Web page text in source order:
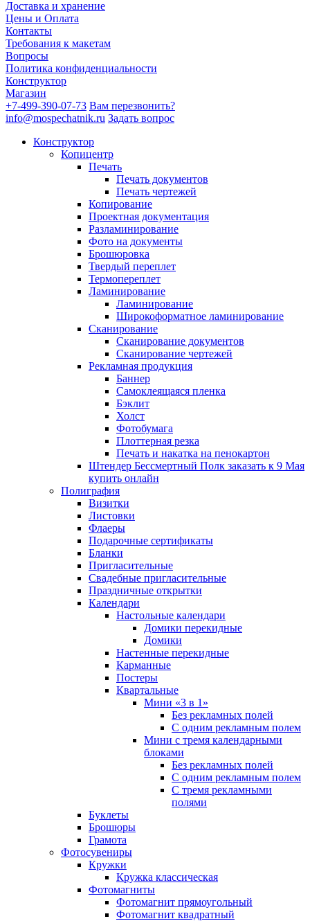
Доставка и хранение
Цены и Оплата
Контакты
Требования к макетам
Вопросы
Политика конфиденциальности
Конструктор
Магазин
+7-499-390-07-73 Вам перезвонить?
info@mospechatnik.ru Задать вопрос
Конструктор
Копицентр
Печать
Печать документов
Печать чертежей
Копирование
Проектная документация
Разламинирование
Фото на документы
Брошюровка
Твердый переплет
Термопереплет
Ламинирование
Ламинирование
Широкоформатное ламинирование
Сканирование
Сканирование документов
Сканирование чертежей
Рекламная продукция
Баннер
Самоклеящаяся пленка
Бэклит
Холст
Фотобумага
Плоттерная резка
Печать и накатка на пенокартон
Штендер Бессмертный Полк заказать к 9 Мая
купить онлайн
Полиграфия
Визитки
Листовки
Флаеры
Подарочные сертификаты
Бланки
Пригласительные
Свадебные пригласительные
Праздничные открытки
Календари
Настольные календари
Домики перекидные
Домики
Настенные перекидные
Карманные
Постеры
Квартальные
Мини «3 в 1»
Без рекламных полей
С одним рекламным полем
Мини с тремя календарными
блоками
Без рекламных полей
С одним рекламным полем
С тремя рекламными
полями
Буклеты
Брошюры
Грамота
Фотосувениры
Кружки
Кружка классическая
Фотомагниты
Фотомагнит прямоугольный
Фотомагнит квадратный